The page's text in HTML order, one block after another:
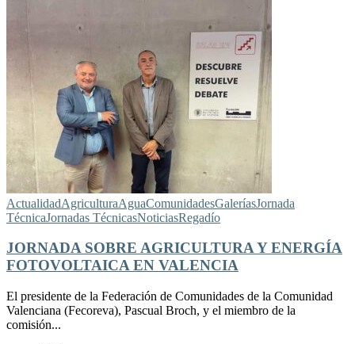
ActualidadAgriculturaAguaComunidadesGaleríasJornada
TécnicaJornadas TécnicasNoticiasRegadío
JORNADA SOBRE AGRICULTURA Y ENERGÍA
FOTOVOLTAICA EN VALENCIA
El presidente de la Federación de Comunidades de la Comunidad
Valenciana (Fecoreva), Pascual Broch, y el miembro de la
comisión...